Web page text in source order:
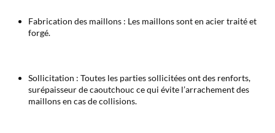
Fabrication des maillons : Les maillons sont en acier traité et
forgé.
Sollicitation : Toutes les parties sollicitées ont des renforts,
surépaisseur de caoutchouc ce qui évite l’arrachement des
maillons en cas de collisions.